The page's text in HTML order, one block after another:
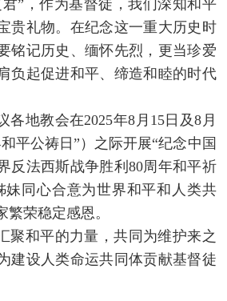
”，作为基督徒，我们深知和平
贵礼物。在纪念这一重大历史时
铭记历史、缅怀先烈，更当珍爱
负起促进和平、缔造和睦的时代
各地教会在2025年8月15日及8月
平公祷日”）之际开展“纪念中国
反法西斯战争胜利80周年和平祈
妹同心合意为世界和平和人类共
繁荣稳定感恩。
聚和平的力量，共同为维护来之
建设人类命运共同体贡献基督徒